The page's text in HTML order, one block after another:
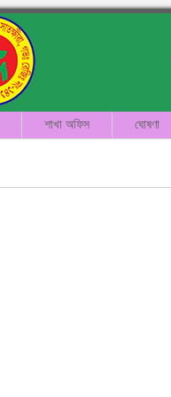
শাখা অফিস ঘোষণা